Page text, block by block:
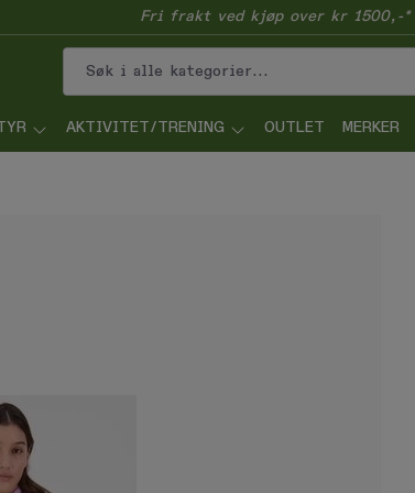
Fri frakt ved kjøp over kr 1500,-*
AKTIVITET/TRENING OUTLET MERKER